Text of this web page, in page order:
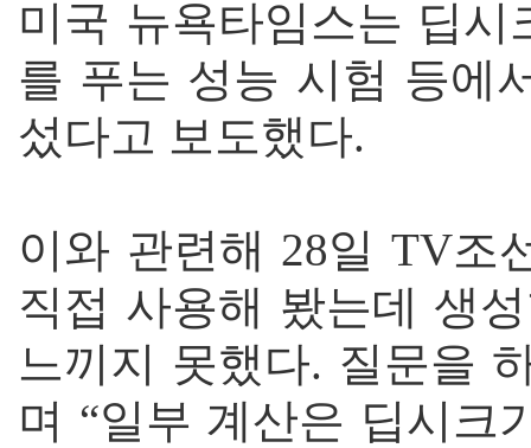
미국 뉴욕타임스는 딥시
를 푸는 성능 시험 등에
섰다고 보도했다.
이와 관련해 28일 TV조
직접 사용해 봤는데 생
느끼지 못했다. 질문을
며 “일부 계산은 딥시크